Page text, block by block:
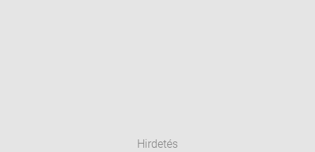
Hirdetés